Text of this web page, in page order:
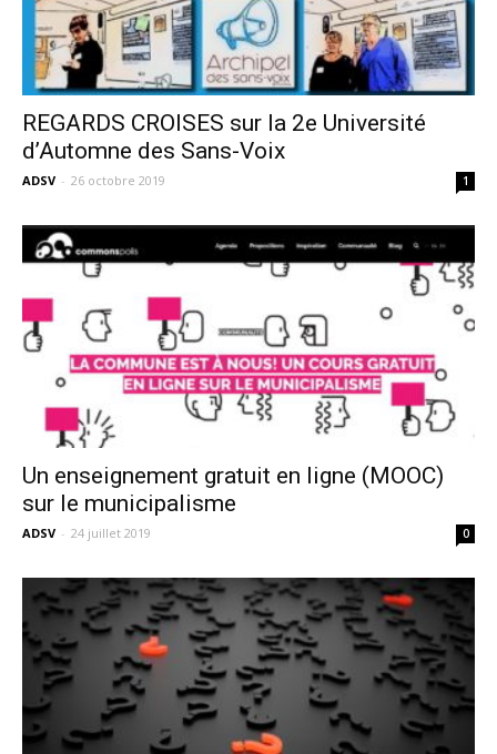
REGARDS CROISES sur la 2e Université
d’Automne des Sans-Voix
ADSV - 26 octobre 2019 1
Un enseignement gratuit en ligne (MOOC)
sur le municipalisme
ADSV - 24 juillet 2019 0